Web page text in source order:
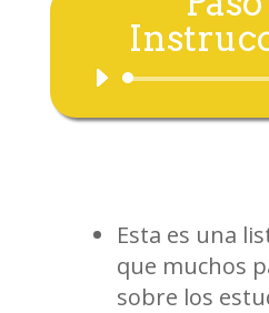
Esta es una
que muchos
sobre los